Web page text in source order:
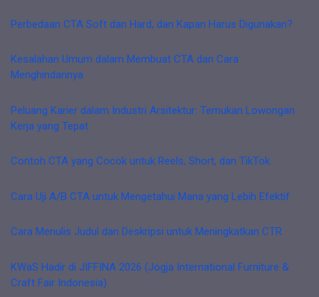
Perbedaan CTA Soft dan Hard, dan Kapan Harus Digunakan?
Kesalahan Umum dalam Membuat CTA dan Cara
Menghindarinya
Peluang Karier dalam Industri Arsitektur: Temukan Lowongan
Kerja yang Tepat
Contoh CTA yang Cocok untuk Reels, Short, dan TikTok
Cara Uji A/B CTA untuk Mengetahui Mana yang Lebih Efektif
Cara Menulis Judul dan Deskripsi untuk Meningkatkan CTR
KWaS Hadir di JIFFINA 2026 (Jogja International Furniture &
Craft Fair Indonesia)